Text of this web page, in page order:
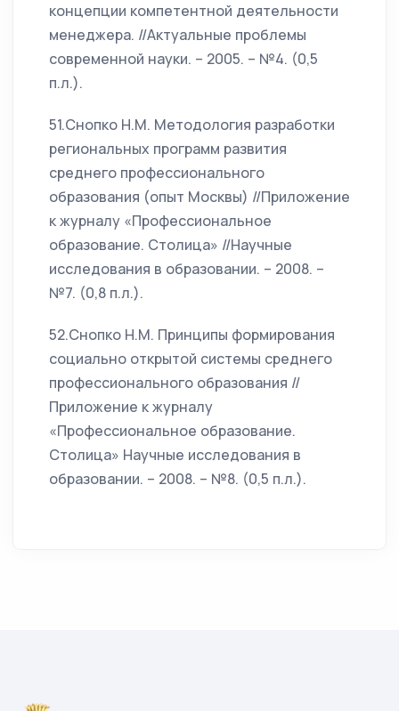
концепции компетентной деятельности
менеджера. //Актуальные проблемы
современной науки. – 2005. – №4. (0,5
п.л.).
51.Снопко Н.М. Методология разработки
региональных программ развития
среднего профессионального
образования (опыт Москвы) //Приложение
к журналу «Профессиональное
образование. Столица» //Научные
исследования в образовании. – 2008. –
№7. (0,8 п.л.).
52.Снопко Н.М. Принципы формирования
социально открытой системы среднего
профессионального образования //
Приложение к журналу
«Профессиональное образование.
Столица» Научные исследования в
образовании. – 2008. – №8. (0,5 п.л.).